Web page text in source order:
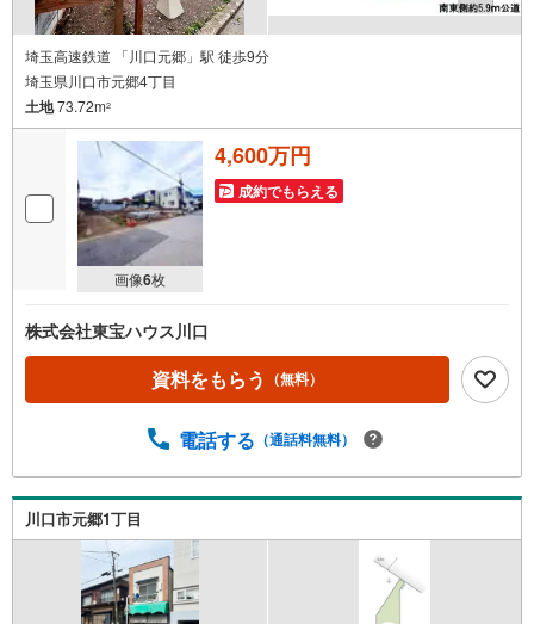
埼玉高速鉄道 「川口元郷」駅 徒歩9分
埼玉県川口市元郷4丁目
土地73.72m2
画像6枚
4,600万円
成約でもらえる
株式会社東宝ハウス川口
資料をもらう （無料）
電話する （通話料無料）
川口市元郷1丁目